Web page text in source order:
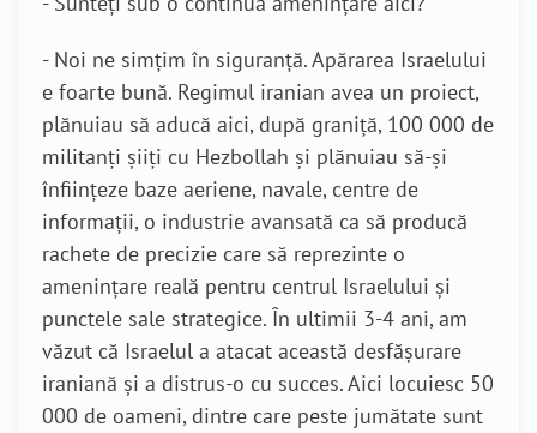
- Noi ne simțim în siguranță. Apărarea Israelului
e foarte bună. Regimul iranian avea un proiect,
plănuiau să aducă aici, după graniță, 100 000 de
militanți șiiți cu Hezbollah și plănuiau să-și
înființeze baze aeriene, navale, centre de
informații, o industrie avansată ca să producă
rachete de precizie care să reprezinte o
amenințare reală pentru centrul Israelului și
punctele sale strategice. În ultimii 3-4 ani, am
văzut că Israelul a atacat această desfășurare
iraniană și a distrus-o cu succes. Aici locuiesc 50
000 de oameni, dintre care peste jumătate sunt